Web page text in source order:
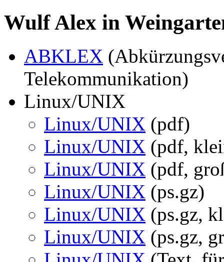
Wulf Alex in
ABKLEX
Telekommunikation)
Linux/UNIX
Linux/UNIX (pdf)
Linux/UNIX (pdf,
Linux/UNIX (pdf,
Linux/UNIX (ps.gz)
Linux/UNIX (ps.gz,
Linux/UNIX (ps.gz,